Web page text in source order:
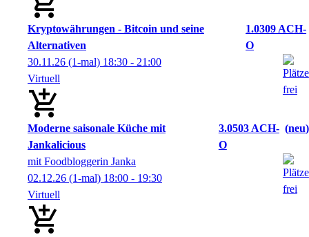
Kryptowährungen - Bitcoin und seine
Alternativen
1.0309 ACH-
O
30.11.26 (1-mal) 18:30 - 21:00
Virtuell
Moderne saisonale Küche mit
Jankalicious
3.0503 ACH-
O
neu
mit Foodbloggerin Janka
02.12.26 (1-mal) 18:00 - 19:30
Virtuell